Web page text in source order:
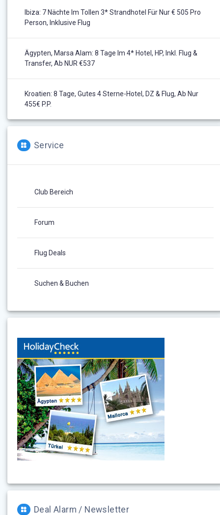
Ibiza: 7 Nächte Im Tollen 3* Strandhotel Für Nur € 505 Pro
Person, Inklusive Flug
Ägypten, Marsa Alam: 8 Tage Im 4* Hotel, HP, Inkl. Flug &
Transfer, Ab NUR €537
Kroatien: 8 Tage, Gutes 4 Sterne-Hotel, DZ & Flug, Ab Nur
455€ P.P.
Service
Club Bereich
Forum
Flug Deals
Suchen & Buchen
Deal Alarm / Newsletter